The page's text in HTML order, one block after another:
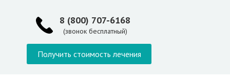
8 (800) 707-6168
(звонок бесплатный)
Получить стоимость лечения